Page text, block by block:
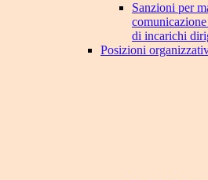
Sanzioni per
di incarichi
Posizioni